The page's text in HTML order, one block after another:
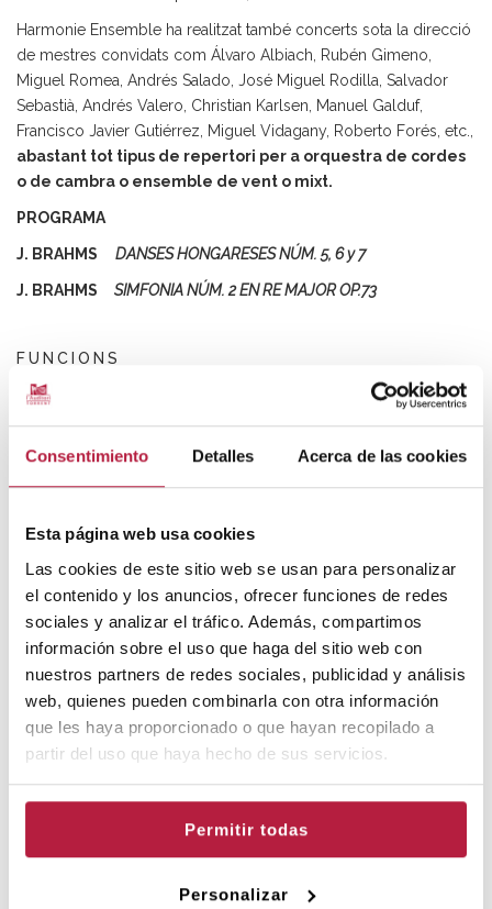
Consentimiento Detalles Acerca de las cookies
Esta página web usa cookies
Las cookies de este sitio web se usan para personalizar
el contenido y los anuncios, ofrecer funciones de redes
sociales y analizar el tráfico. Además, compartimos
información sobre el uso que haga del sitio web con
nuestros partners de redes sociales, publicidad y análisis
web, quienes pueden combinarla con otra información
que les haya proporcionado o que hayan recopilado a
partir del uso que haya hecho de sus servicios.
Permitir todas
Personalizar
Harmonie Ensemble ha realitzat també concerts sota la direcció
de mestres convidats com Álvaro Albiach, Rubén Gimeno,
Miguel Romea, Andrés Salado, José Miguel Rodilla, Salvador
Sebastià, Andrés Valero, Christian Karlsen, Manuel Galduf,
Francisco Javier Gutiérrez, Miguel Vidagany, Roberto Forés, etc.,
abastant tot tipus de repertori per a orquestra de cordes
o de cambra o ensemble de vent o mixt.
PROGRAMA
J. BRAHMS DANSES HONGARESES NÚM. 5, 6 y 7
J. BRAHMS SIMFONIA NÚM. 2 EN RE MAJOR OP.73
FUNCIONS
Pati de butaques12 €
Amfiteatre 12€
+Gastos de gestión:1€ online
En la compra de les entrades online el preu que apareixerà serà el preu final,
incloses les despeses de gestió i aplicat el descompte de la promoció vigent en el
compra, perquè no podrem fer canvis ni devolucions una vegada realitzada la
mateixa.
DESCOMPTES GENERALS:
Majors de 60 anys